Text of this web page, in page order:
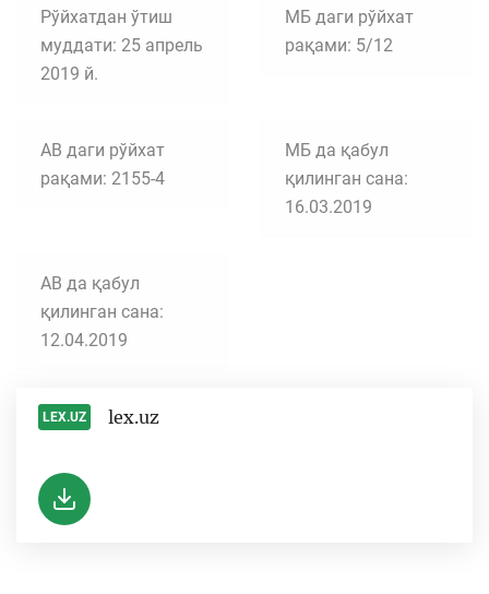
Рўйхатдан ўтиш
муддати: 25 апрель
2019 й.
МБ даги рўйхат
рақами: 5/12
АВ даги рўйхат
рақами: 2155-4
МБ да қабул
қилинган сана:
16.03.2019
АВ да қабул
қилинган сана:
12.04.2019
LEX.UZ lex.uz